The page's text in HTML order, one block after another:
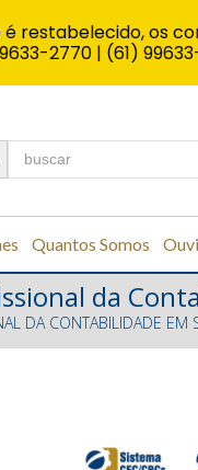
Quantos Somos
da
DA CONTABILIDADE EM
os
2770 | (61)